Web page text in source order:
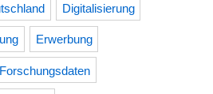
Digitalisierung
Erwerbung
Forschungsdaten